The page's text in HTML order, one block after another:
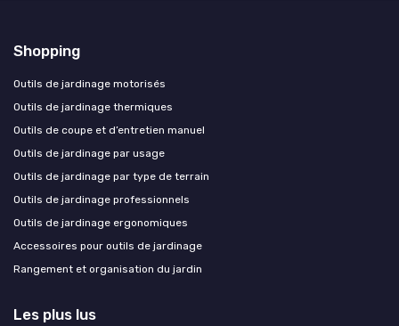
Shopping
Outils de jardinage motorisés
Outils de jardinage thermiques
Outils de coupe et d’entretien manuel
Outils de jardinage par usage
Outils de jardinage par type de terrain
Outils de jardinage professionnels
Outils de jardinage ergonomiques
Accessoires pour outils de jardinage
Rangement et organisation du jardin
Les plus lus